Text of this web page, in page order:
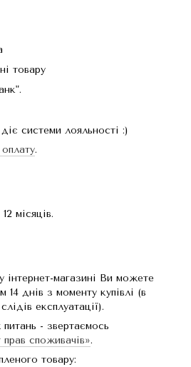
товару
системи лояльності :)
.
місяців.
інтернет-магазині Ви можете
14 днів з моменту купівлі (в
експлуатації).
- звертаємось
споживачів».
товару: